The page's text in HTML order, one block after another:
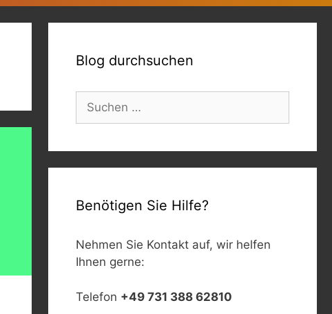
Blog durchsuchen
Suchen
nach:
Benötigen Sie Hilfe?
Nehmen Sie Kontakt auf, wir helfen
Ihnen gerne:
Telefon +49 731 388 62810